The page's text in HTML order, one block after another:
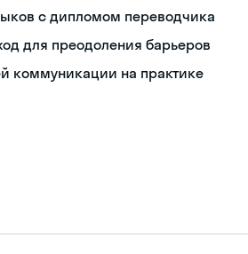
с дипломом переводчика
для преодоления барьеров
коммуникации на практике